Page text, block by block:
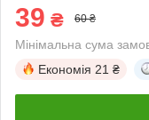
39 ₴ 60 ₴
Мінімальна сума
Економія 21 ₴